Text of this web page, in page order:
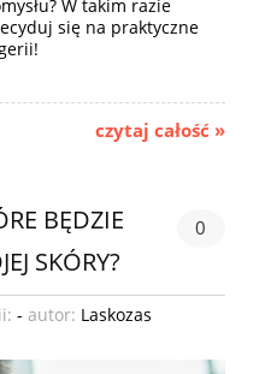
W takim razie
się na praktyczne
czytaj całość »
BĘDZIE
SKÓRY?
0
- autor: Laskozas